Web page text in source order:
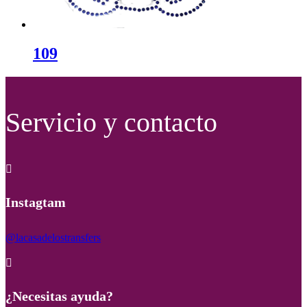
109
Servicio y contacto

Instagtam
@lacasadelostransfers

¿Necesitas ayuda?